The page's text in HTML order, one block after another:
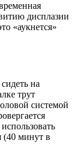
дисплазии
«аукнется»
на
трут
системой
(40 минут в